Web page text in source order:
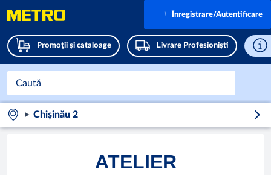
Promoții și cataloage Livrare Profesioniști
Înregistrare/Autentificare
Chișinău 2
ATELIER